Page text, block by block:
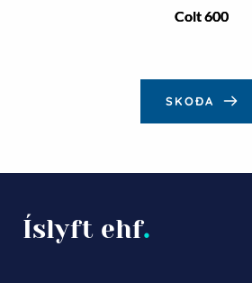
Colt 600
SKOÐA
Íslyft ehf.